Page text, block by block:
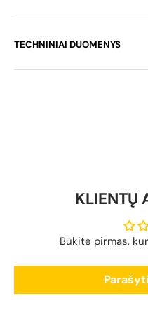
TECHNINIAI DUOMENYS
KLIENTŲ
Būkite pirmas,